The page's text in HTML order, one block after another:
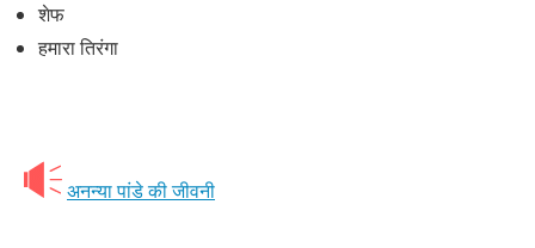
शेफ
हमारा तिरंगा
अनन्या पांडे की जीवनी